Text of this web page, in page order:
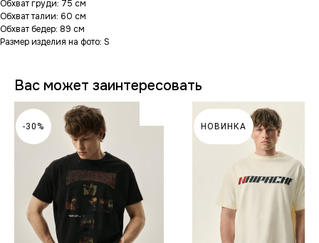
Обхват груди: 75 см
Обхват талии: 60 см
Обхват бедер: 89 см
Размер изделия на фото: S
Вас может заинтересовать
-30% НОВИНКА